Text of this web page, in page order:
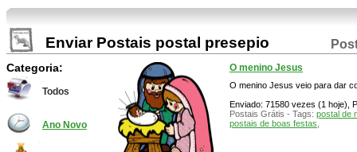
Enviar Postais postal presepio
Categoria:
Todos
Ano Novo
O menino Jesus
O menino Jesus veio para dar
Enviado: 71580 vezes (1 hoje),
Postais Grátis - Tags: postal de
postais de boas festas